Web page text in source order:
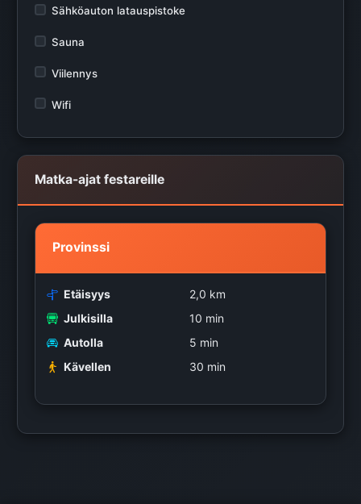
Sähköauton latauspistoke
Sauna
Viilennys
Wifi
Matka-ajat festareille
Provinssi
Etäisyys
2,0 km
Julkisilla
10 min
Autolla
5 min
Kävellen
30 min